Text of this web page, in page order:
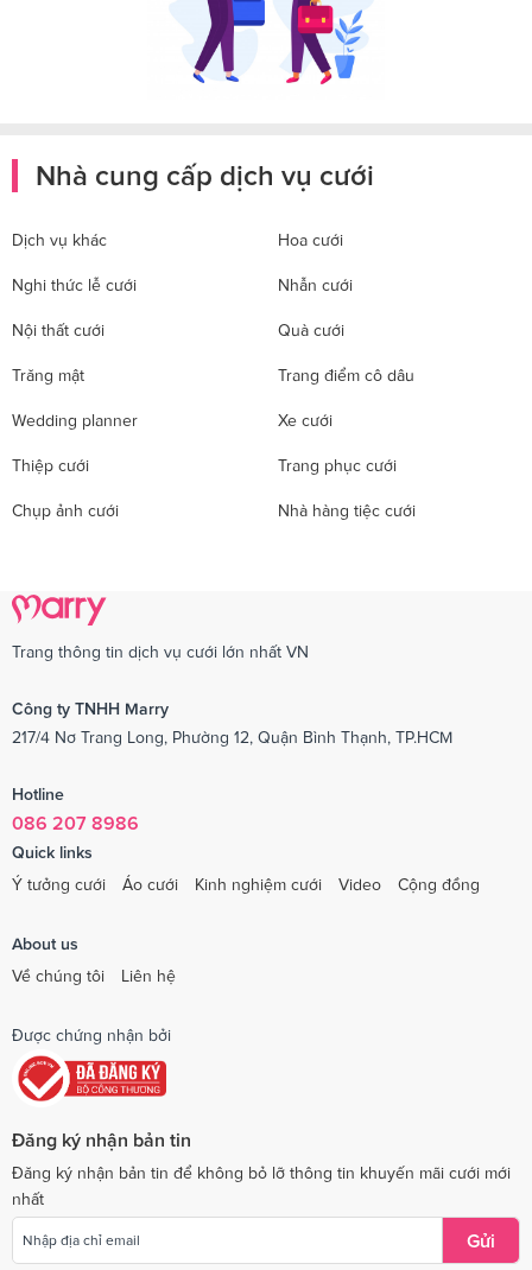
Nhà cung cấp dịch vụ cưới
Dịch vụ khác Hoa cưới
Nghi thức lễ cưới Nhẫn cưới
Nội thất cưới Quà cưới
Trăng mật Trang điểm cô dâu
Wedding planner Xe cưới
Thiệp cưới Trang phục cưới
Chụp ảnh cưới Nhà hàng tiệc cưới
Trang thông tin dịch vụ cưới lớn nhất VN
Công ty TNHH Marry
217/4 Nơ Trang Long, Phường 12, Quận Bình Thạnh, TP.HCM
Hotline
086 207 8986
Quick links
Ý tưởng cưới
Áo cưới Kinh nghiệm cưới Video Cộng đồng
About us
Về chúng tôi
Liên hệ
Được chứng nhận bởi
Đăng ký nhận bản tin
Đăng ký nhận bản tin để không bỏ lỡ thông tin khuyến mãi cưới mới
nhất
Gửi